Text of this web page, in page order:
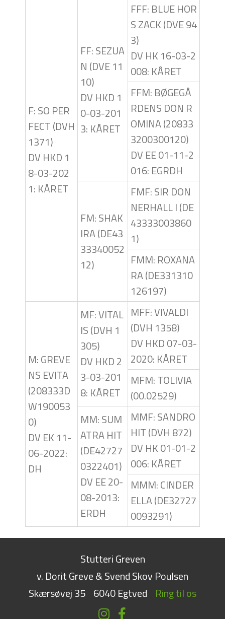
F: SO PER
FECT (DVH
1371)
DV HKD 1
8-03-202
1: KÅRET
FF: SEZUA
N (DVE 11
10)
DV HKD 1
0-03-201
3: KÅRET
FFF: BLUE HOR
S ZACK (DVE 94
3)
DV HK 16-03-2
008: KÅRET
FFM: BØGEGÅ
RDENS DON R
OMINA (20833
3200300120)
DV EE 01-11-2
016: EGRDH
FM: SHAK
IRA (DE43
33340052
12)
FMF: SIR DON
NERHALL I (DE
43333003860
1)
FMM: ROXANA
RA (DE331310
126197)
M: GREVE
NS EVITA
(208333D
W190053
0)
DV EK 11-
06-2022:
DH
MF: VITAL
IS (DVH 1
305)
DV HKD 2
3-03-201
8: KÅRET
MFF: VIVALDI
(DVH 1358)
DV HKD 07-03-
2020: KÅRET
MFM: TOLIVIA
(00.02529)
MM: SUM
ATRA HIT
(DE42727
0322401)
DV EE 20-
08-2013:
ERDH
MMF: SANDRO
HIT (DVH 872)
DV HK 01-01-2
006: KÅRET
MMM: CINDER
ELLA (DE32727
0093291)
Stutteri Greven
v. Dorit Greve & Svend Skov Poulsen
Skærsøvej 35 6040 Egtved Ring til os